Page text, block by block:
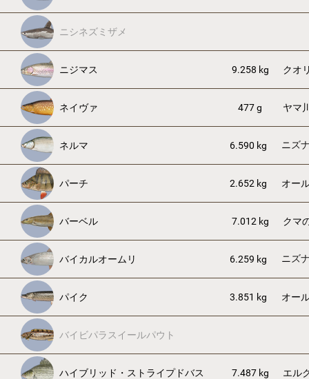
ニシネズミザメ
ニジマス 9.258 kg クオ
ネイヴァ 477 g ヤマ
ネルマ 6.590 kg ニズ
パーチ 2.652 kg オー
バーベル 7.012 kg クマ
バイカルオームリ 6.259 kg ニズ
パイク 3.851 kg オー
バイビパラスイールパウト
ハイブリッド・ストライプドバス 7.487 kg エル